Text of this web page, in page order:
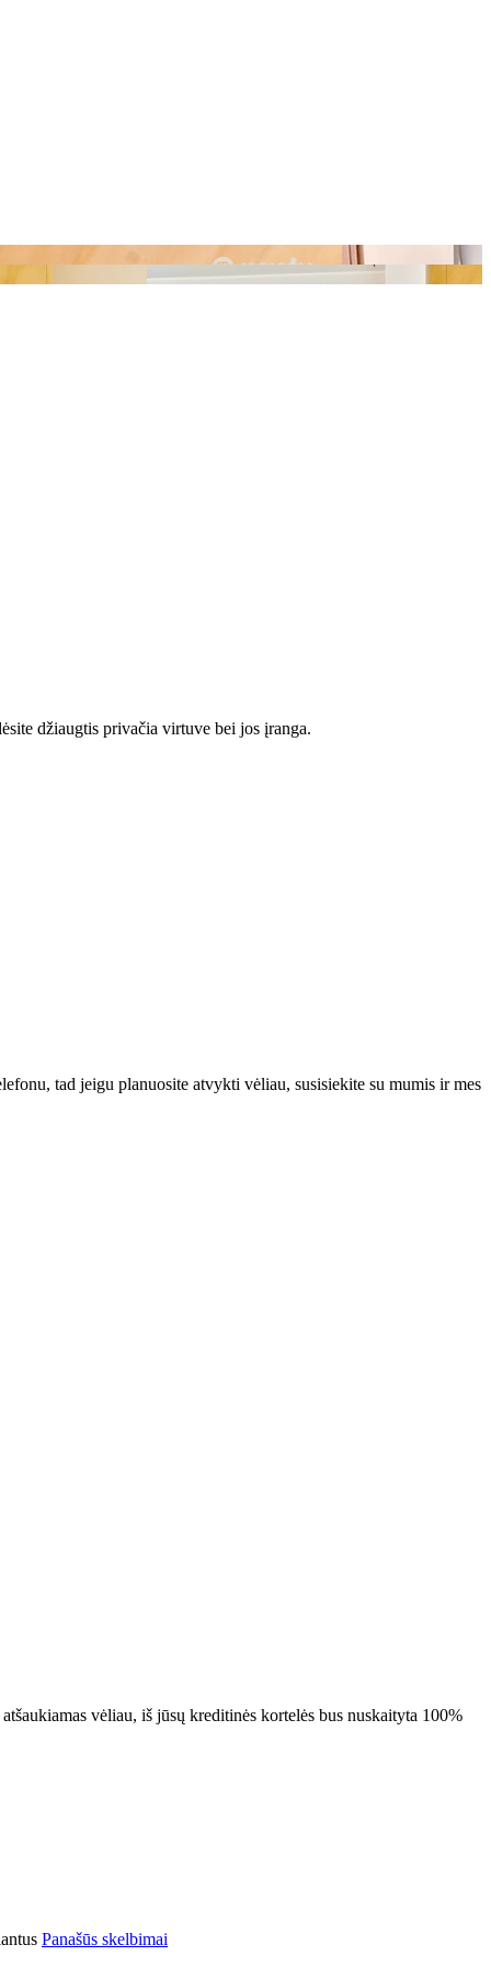
džiaugtis privačia virtuve bei jos įranga.
tad jeigu planuosite atvykti vėliau, susisiekite su mumis ir mes
vėliau, iš jūsų kreditinės kortelės bus nuskaityta 100%
Panašūs skelbimai